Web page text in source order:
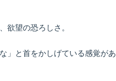
欲望の恐ろしさ。
」と首をかしげている感覚があ